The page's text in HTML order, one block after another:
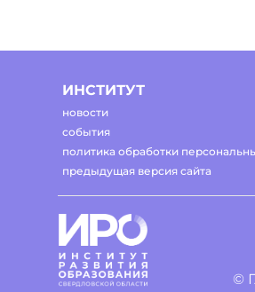
ИНСТИТУТ
новости
события
политика обработки
предыдущая версия сайта
©